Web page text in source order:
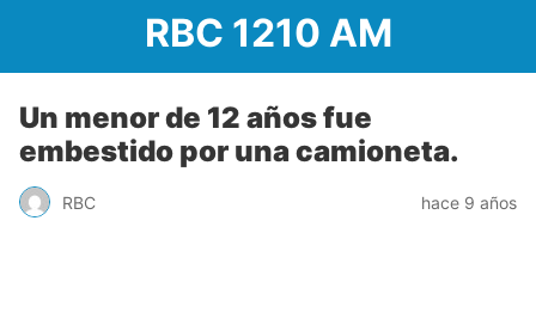
RBC 1210 AM
Un menor de 12 años fue
embestido por una camioneta.
RBC hace 9 años